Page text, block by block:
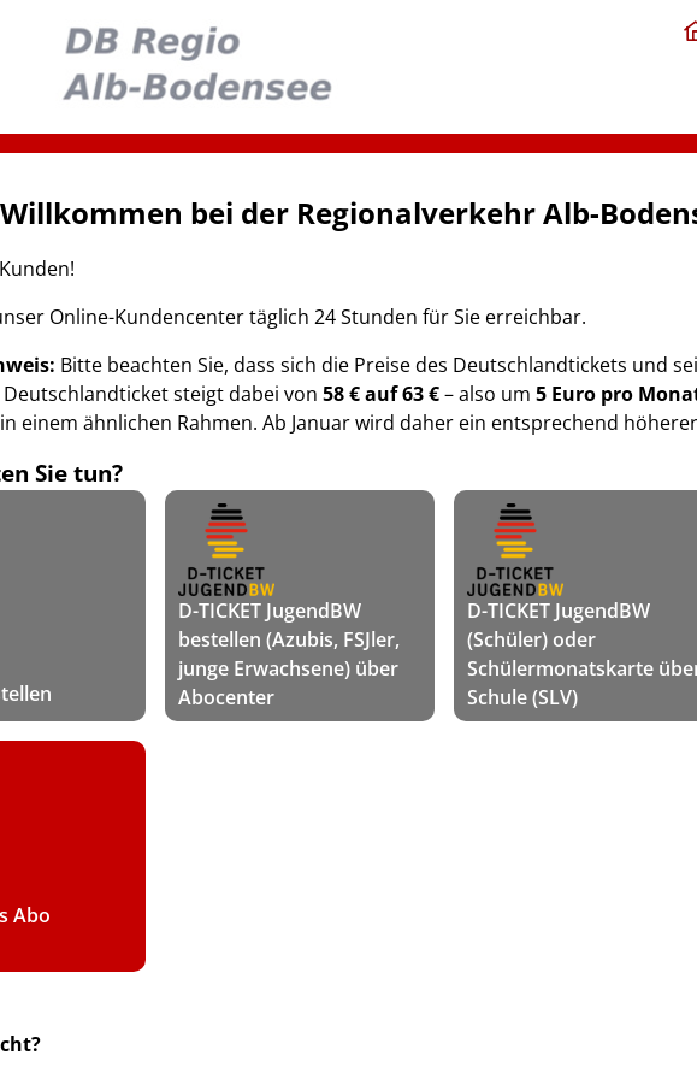
bei der Regionalverkehr Alb-
Online-Kundencenter täglich 24 Stunden für Sie erreichbar.
Bitte beachten Sie, dass sich die Preise des Deutschlandtickets und
steigt dabei von 58 € auf 63 €– also um 5 Euro pro
einem ähnlichen Rahmen. Ab Januar wird daher ein entsprechend
Sie tun?
D-TICKET JugendBW
bestellen (Azubis, FSJler,
junge Erwachsene) über
Abocenter
D-TICKET JugendBW
(Schüler) oder
Schülermonatskarte
Schule (SLV)
Abo